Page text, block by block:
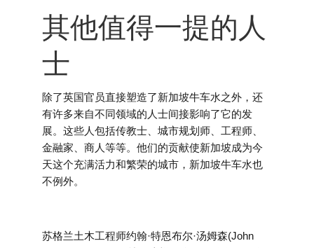
其他值得一提的人
士
除了英国官员直接塑造了新加坡牛车水之外，还
有许多来自不同领域的人士间接影响了它的发
展。这些人包括传教士、城市规划师、工程师、
金融家、商人等等。他们的贡献使新加坡成为今
天这个充满活力和繁荣的城市，新加坡牛车水也
不例外。
苏格兰土木工程师约翰·特恩布尔·汤姆森(John